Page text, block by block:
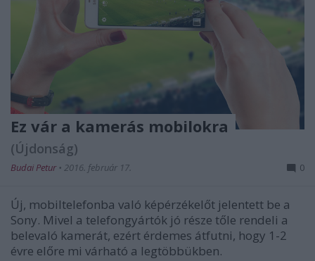
Ez vár a kamerás mobilokra
(Újdonság)
Budai Petur • 2016. február 17. 0
Új, mobiltelefonba való képérzékelőt jelentett be a
Sony. Mivel a telefongyártók jó része tőle rendeli a
belevaló kamerát, ezért érdemes átfutni, hogy 1-2
évre előre mi várható a legtöbbükben.